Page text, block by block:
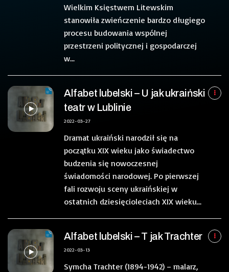
Wielkim Księstwem Litewskim
stanowiła zwieńczenie bardzo długiego
procesu budowania wspólnej
przestrzeni politycznej i gospodarczej
w...
Alfabet lubelski – U jak ukraiński
teatr w Lublinie
2022-03-27
Dramat ukraiński narodził się na
początku XIX wieku jako świadectwo
budzenia się nowoczesnej
świadomości narodowej. Po pierwszej
fali rozwoju sceny ukraińskiej w
ostatnich dziesięcioleciach XIX wieku...
Alfabet lubelski – T jak Trachter
2022-03-13
Symcha Trachter (1894-1942) – malarz,